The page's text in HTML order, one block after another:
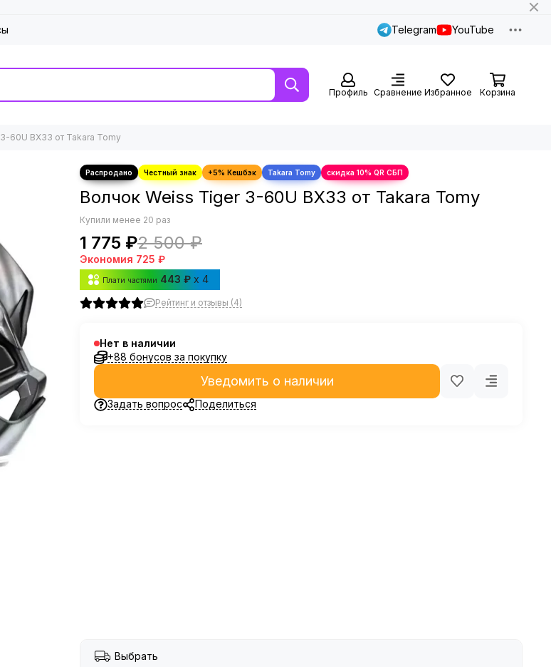
Telegram YouTube
Профиль Сравнение Избранное Корзина
60U BX33 от Takara Tomy
Волчок Weiss Tiger 3-60U BX33 от Takara Tomy
Купили менее 20 раз
1 775 ₽2 500 ₽
Экономия 725 ₽
Плати частями 443 ₽ x 4
Рейтинг и отзывы (4)
Нет в наличии
+88 бонусов за покупку
Уведомить о наличии
Задать вопрос Поделиться
Выбрать